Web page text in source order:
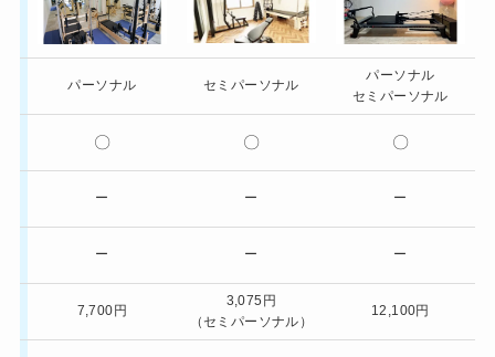
画像
レッスン形式
パーソナル セミパーソナル
パーソナル
セミパーソナル
ピラティス
〇 〇 〇
ー ー ー
ー ー ー
パーソナル
7,700円
3,075円
（セミパーソナル）
12,100円